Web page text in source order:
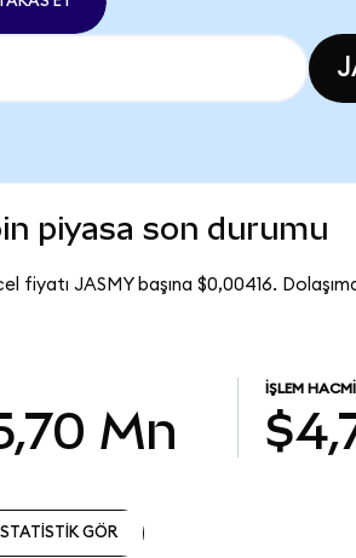
piyasa son durumu
fiyatı JASMY başına $0,00416.
Mn
İŞLEM HACMI
GÖR